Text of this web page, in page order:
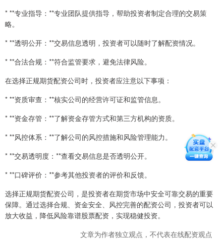
* **专业指导：**专业团队提供指导，帮助投资者制定合理的交易策
略。
* **透明公开：**交易信息透明，投资者可以随时了解配资情况。
* **合法合规：**符合监管要求，避免法律风险。
在选择正规期货配资公司时，投资者应注意以下事项：
* **资质审查：**核实公司的经营许可证和监管信息。
* **资金存管：**了解资金存管方式和第三方机构的资质。
* **风控体系：**了解公司的风控措施和风险管理能力。
* **交易透明度：**查看交易信息是否透明公开。
* **口碑评价：**参考其他投资者的评价和反馈。
选择正规期货配资公司，是投资者在期货市场中安全可靠交易的重要
保障。通过选择合规、资金安全、风控完善的配资公司，投资者可以
放大收益，降低风险靠谱股票配资，实现稳健投资。
文章为作者独立观点，不代表在线配资观点